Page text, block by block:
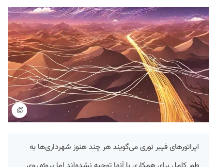
©
اپراتورهای فیبر نوری می‌گویند هر چند هنوز شهرداری‌ها به